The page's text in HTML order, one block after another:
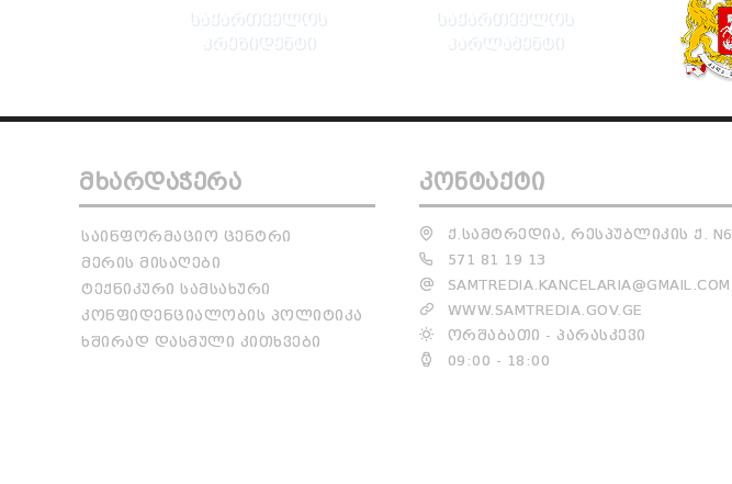
ᲡᲐᲥᲐᲠᲗᲕᲔᲚᲝᲡ
ᲞᲠᲔᲖᲘᲓᲔᲜᲢᲘ
ᲡᲐᲥᲐᲠᲗᲕᲔᲚᲝᲡ
ᲞᲐᲠᲚᲐᲛᲔᲜᲢᲘ
ᲛᲮᲐᲠᲓᲐᲭᲔᲠᲐ
ᲡᲐᲘᲜᲤᲝᲠᲛᲐᲪᲘᲝ ᲪᲔᲜᲢᲠᲘ
ᲛᲔᲠᲘᲡ ᲛᲘᲡᲐᲦᲔᲑᲘ
ᲢᲔᲥᲜᲘᲙᲣᲠᲘ ᲡᲐᲛᲡᲐᲮᲣᲠᲘ
ᲙᲝᲜᲤᲘᲓᲔᲜᲪᲘᲐᲚᲝᲑᲘᲡ ᲞᲝᲚᲘᲢᲘᲙᲐ
ᲮᲨᲘᲠᲐᲓ ᲓᲐᲡᲛᲣᲚᲘ ᲙᲘᲗᲮᲕᲔᲑᲘ
ᲙᲝᲜᲢᲐᲥᲢᲘ
Ქ.ᲡᲐᲛᲢᲠᲔᲓᲘᲐ, ᲠᲔᲡᲞᲣᲑᲚᲘᲙᲘᲡ Ქ. N6
571 81 19 13
SAMTREDIA.KANCELARIA@GMAIL.COM
WWW.SAMTREDIA.GOV.GE
ᲝᲠᲨᲐᲑᲐᲗᲘ - ᲞᲐᲠᲐᲡᲙᲔᲕᲘ
09:00 - 18:00